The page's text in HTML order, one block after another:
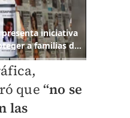
que “no se
las